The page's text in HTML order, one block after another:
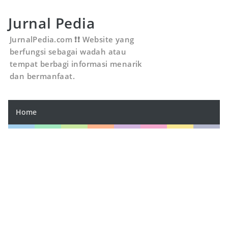
Jurnal Pedia
JurnalPedia.com ❗❗ Website yang
berfungsi sebagai wadah atau
tempat berbagi informasi menarik
dan bermanfaat.
Home